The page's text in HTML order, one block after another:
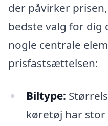
der påvirker
bedste valg for dig
nogle centrale
prisfastsættelsen:
Biltype:
køretøj har